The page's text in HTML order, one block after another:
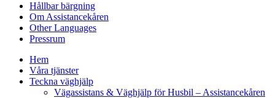
Hållbar bärgning
Om Assistancekåren
Other Languages
Pressrum
Hem
Våra tjänster
Teckna väghjälp
Vägassistans & Väghjälp för Husbil – Assistancekåren